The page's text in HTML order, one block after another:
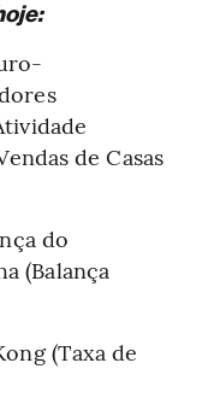
de Casas
do
(Balança
(Taxa de